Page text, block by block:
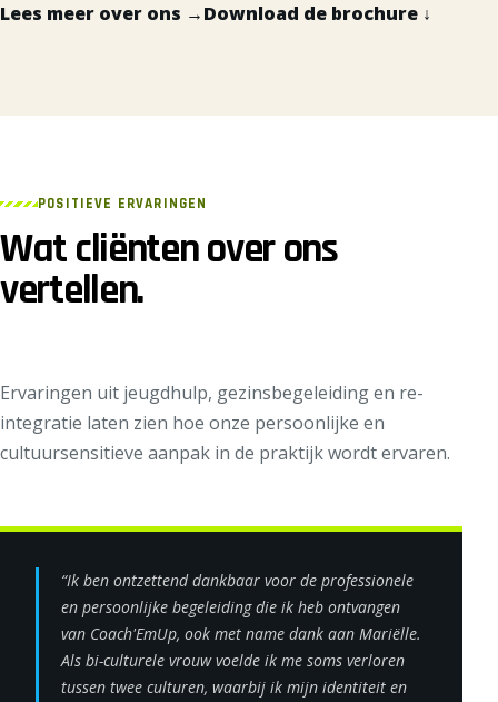
Lees meer over ons →Download de brochure ↓
POSITIEVE ERVARINGEN
Wat cliënten over ons
vertellen.
Ervaringen uit jeugdhulp, gezinsbegeleiding en re-
integratie laten zien hoe onze persoonlijke en
cultuursensitieve aanpak in de praktijk wordt ervaren.
“Ik ben ontzettend dankbaar voor de professionele
en persoonlijke begeleiding die ik heb ontvangen
van Coach'EmUp, ook met name dank aan Mariëlle.
Als bi-culturele vrouw voelde ik me soms verloren
tussen twee culturen, waarbij ik mijn identiteit en